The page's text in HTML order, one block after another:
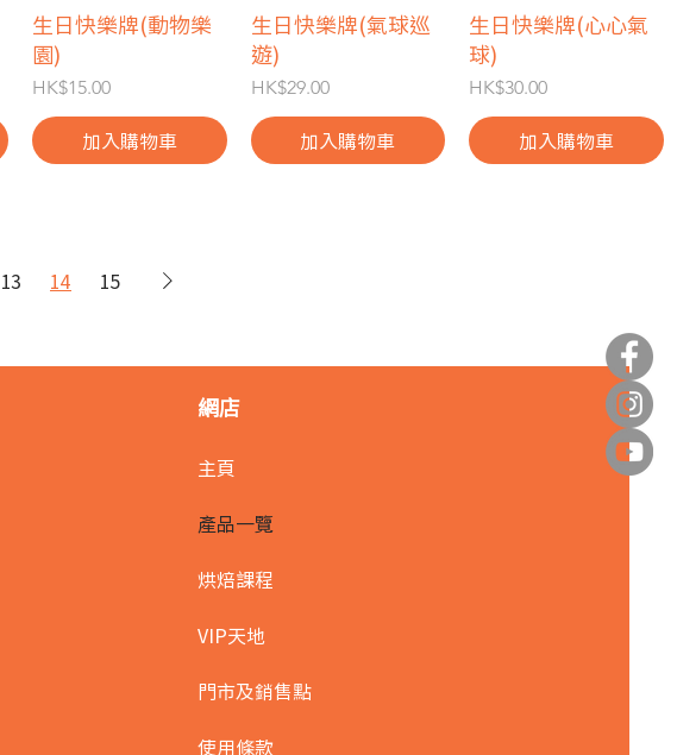
快速瀏覽
生日快樂牌(動物樂
園)
價格
HK$15.00
加入購物車
快速瀏覽
生日快樂牌(氣球巡
遊)
價格
HK$29.00
加入購物車
快速瀏覽
生日快樂牌(心心氣
球)
價格
HK$30.00
加入購物車
13 14 15
網店
主頁
產品一覽
烘焙課程
VIP天地
門市及銷售點
使用條款